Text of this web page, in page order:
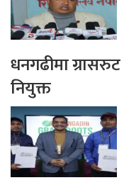
धनगढीमा
नियुक्त